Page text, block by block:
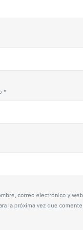
*
correo electrónico y
la próxima vez que